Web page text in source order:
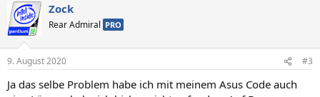
Zock
Rear Admiral PRO
9. August 2020 #3
Ja das selbe Problem habe ich mit meinem Asus Code auch